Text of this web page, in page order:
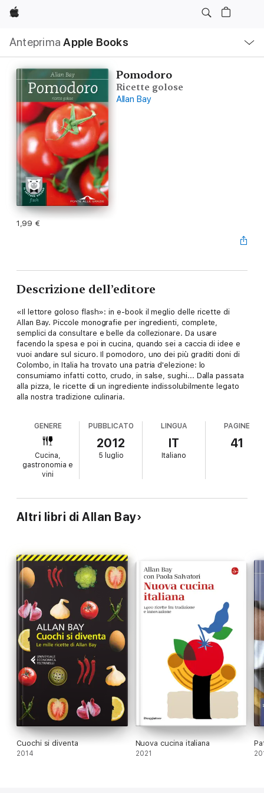
Apple
Anteprima Apple Books
locale
Apri
Menu
Pomodoro
Ricette golose
Allan Bay
1,99 €
Descrizione dell’editore
«Il lettore goloso flash»: in e-book il meglio delle ricette di
Allan Bay. Piccole monografie per ingredienti, complete,
semplici da consultare e belle da collezionare. Da usare
facendo la spesa e poi in cucina, quando sei a caccia di idee e
vuoi andare sul sicuro. Il pomodoro, uno dei più graditi doni di
Colombo, in Italia ha trovato una patria d'elezione: lo
consumiamo infatti cotto, crudo, in salse, sughi... Dalla passata
alla pizza, le ricette di un ingrediente indissolubilmente legato
alla nostra tradizione culinaria.
GENERE
Cucina,
gastronomia e
vini
PUBBLICATO
2012
5 luglio
LINGUA
IT
Italiano
PAGINE
41
Altri libri di Allan Bay
Cuochi si diventa
2014
Nuova cucina italiana
2021